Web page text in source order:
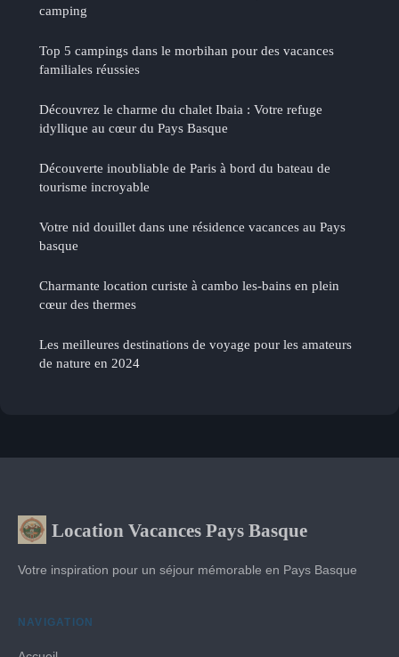
camping
Top 5 campings dans le morbihan pour des vacances
familiales réussies
Découvrez le charme du chalet Ibaia : Votre refuge
idyllique au cœur du Pays Basque
Découverte inoubliable de Paris à bord du bateau de
tourisme incroyable
Votre nid douillet dans une résidence vacances au Pays
basque
Charmante location curiste à cambo les-bains en plein
cœur des thermes
Les meilleures destinations de voyage pour les amateurs
de nature en 2024
Location Vacances Pays Basque
Votre inspiration pour un séjour mémorable en Pays Basque
NAVIGATION